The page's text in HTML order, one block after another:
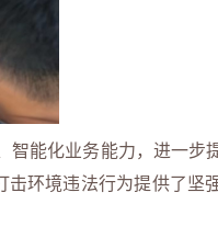
能化业务能力，进一步
环境违法行为提供了坚